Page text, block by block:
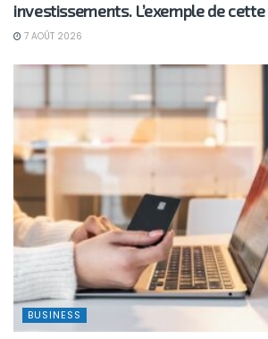
investissements. L’exemple de
7 AOÛT 2026
BUSINESS